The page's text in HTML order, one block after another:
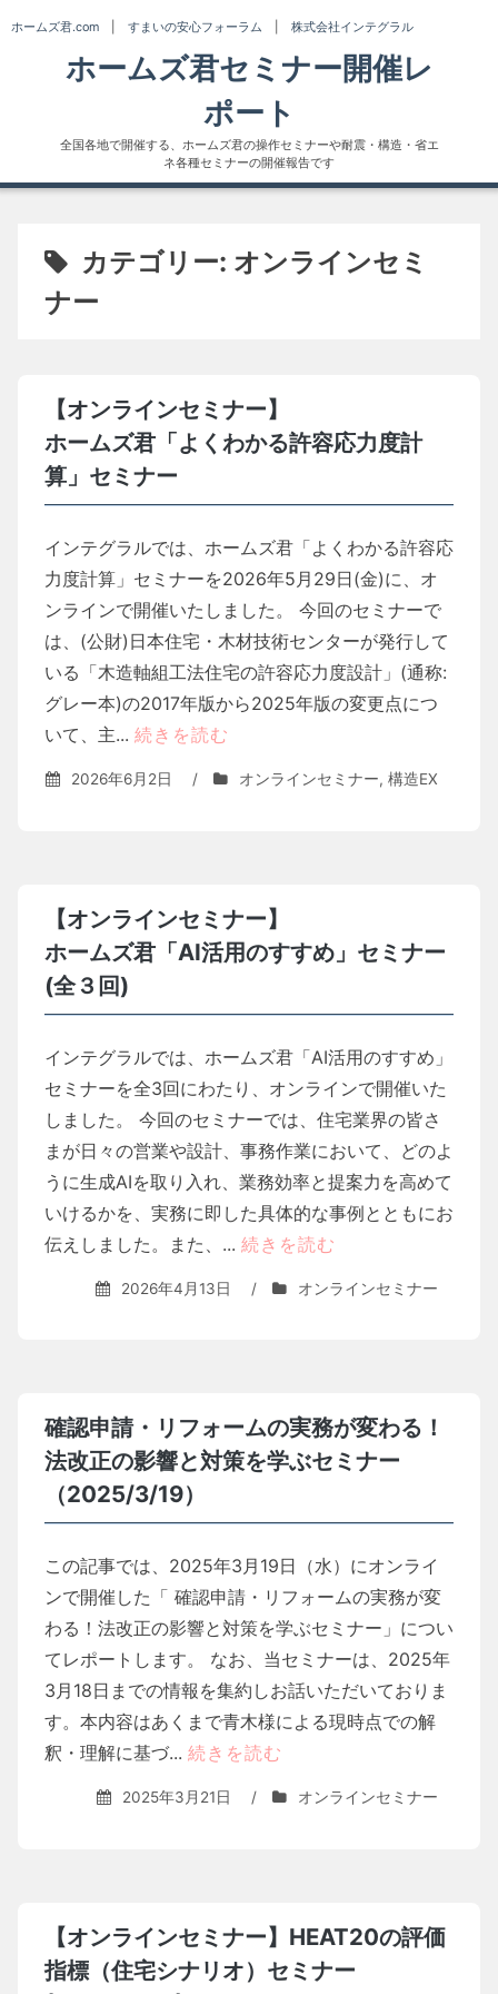
to
ホームズ君.com すまいの安心フォーラム 株式会社インテグラル
ホームズ君セミナー開催レ
ポート
全国各地で開催する、ホームズ君の操作セミナーや耐震・構造・省エ
ネ各種セミナーの開催報告です
カテゴリー: オンラインセミ
ナー
【オンラインセミナー】
ホームズ君「よくわかる許容応力度計
算」セミナー
インテグラルでは、ホームズ君「よくわかる許容応
力度計算」セミナーを2026年5月29日(金)に、オ
ンラインで開催いたしました。 今回のセミナーで
は、(公財)日本住宅・木材技術センターが発行して
いる「木造軸組工法住宅の許容応力度設計」(通称:
グレー本)の2017年版から2025年版の変更点につ
いて、主... 続きを読む
2026年6月2日 / オンラインセミナー,構造EX
【オンラインセミナー】
ホームズ君「AI活用のすすめ」セミナー
(全３回)
インテグラルでは、ホームズ君「AI活用のすすめ」
セミナーを全3回にわたり、オンラインで開催いた
しました。 今回のセミナーでは、住宅業界の皆さ
まが日々の営業や設計、事務作業において、どのよ
うに生成AIを取り入れ、業務効率と提案力を高めて
いけるかを、実務に即した具体的な事例とともにお
伝えしました。また、... 続きを読む
2026年4月13日 / オンラインセミナー
確認申請・リフォームの実務が変わる！
法改正の影響と対策を学ぶセミナー
（2025/3/19）
この記事では、2025年3月19日（水）にオンライ
ンで開催した「 確認申請・リフォームの実務が変
わる！法改正の影響と対策を学ぶセミナー」につい
てレポートします。 なお、当セミナーは、2025年
3月18日までの情報を集約しお話いただいておりま
す。本内容はあくまで青木様による現時点での解
釈・理解に基づ... 続きを読む
2025年3月21日 / オンラインセミナー
【オンラインセミナー】HEAT20の評価
指標（住宅シナリオ）セミナー